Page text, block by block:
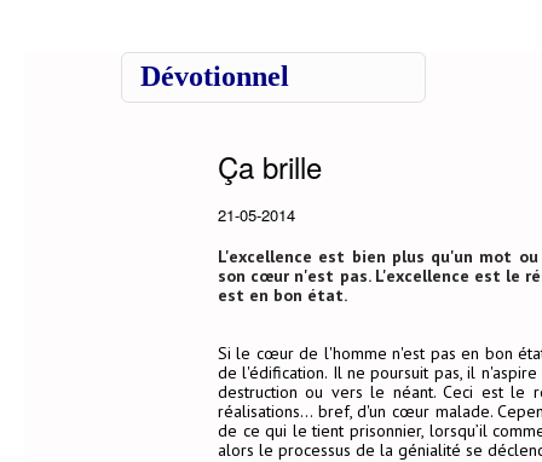
Dévotionnel
Ça brille
21-05-2014
L'excellence est bien plus qu'un mot
son cœur n'est pas. L'excellence est le
est en bon état.
Si le cœur de l'homme n'est pas en bon
de l'édification. Il ne poursuit pas, il
destruction ou vers le néant. Ceci est le
réalisations… bref, d'un cœur malade.
de ce qui le tient prisonnier, lorsqu’il
alors le processus de la génialité se